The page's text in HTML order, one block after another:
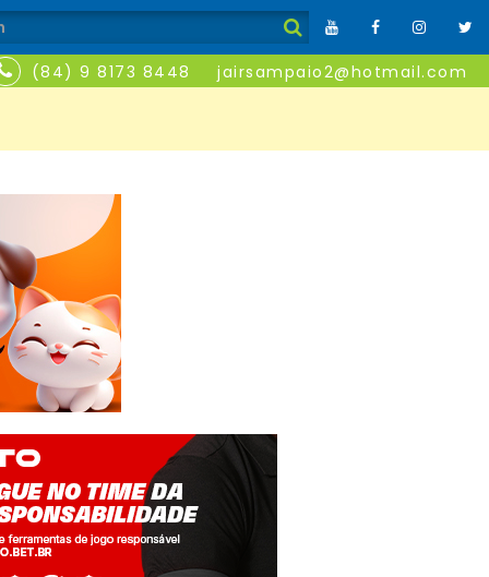
(84) 9 8173 8448 jairsampaio2@hotmail.com